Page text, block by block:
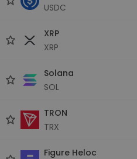
USDC
XRP
XRP
Solana
SOL
TRON
TRX
Figure Heloc